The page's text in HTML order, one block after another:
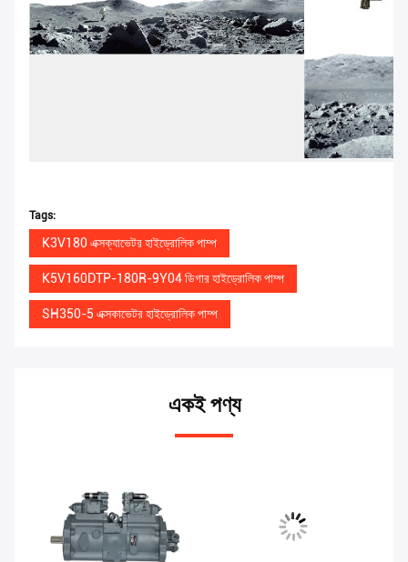
Tags:
K3V180 এক্সক্যাভেটর হাইড্রোলিক পাম্প
K5V160DTP-180R-9Y04 ডিগার হাইড্রোলিক পাম্প
SH350-5 এক্সকাভেটর হাইড্রোলিক পাম্প
একই পণ্য